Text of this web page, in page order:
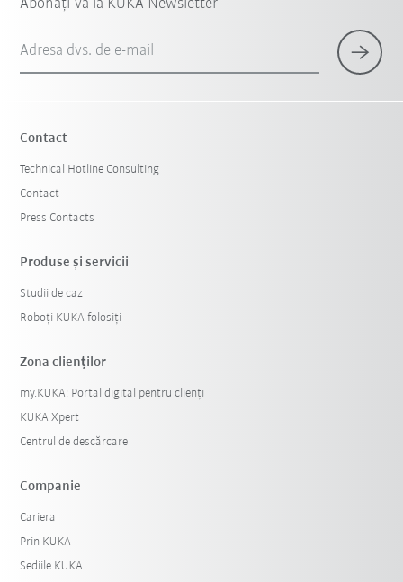
Abonați-vă la KUKA Newsletter
Adresa dvs. de e-mail
Contact
Technical Hotline Consulting
Contact
Press Contacts
Produse şi servicii
Studii de caz
Roboți KUKA folosiți
Zona clienților
my.KUKA: Portal digital pentru clienți
KUKA Xpert
Centrul de descărcare
Companie
Cariera
Prin KUKA
Sediile KUKA